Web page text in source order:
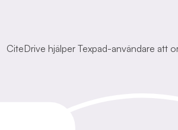
CiteDrive hjälper Texpad-användare att